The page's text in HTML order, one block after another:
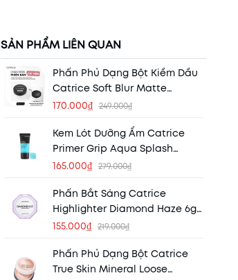
SẢN PHẨM LIÊN QUAN
Phấn Phủ Dạng Bột Kiềm Dầu
Catrice Soft Blur Matte
Setting Powder 8g - 020 Light
170.000₫ 249.000₫
Kem Lót Dưỡng Ẩm Catrice
Primer Grip Aqua Splash
Primer Hydrating 30ml
165.000₫ 279.000₫
Phấn Bắt Sáng Catrice
Highlighter Diamond Haze 6g -
010 Gimme Glitter
155.000₫ 219.000₫
Phấn Phủ Dạng Bột Catrice
True Skin Mineral Loose